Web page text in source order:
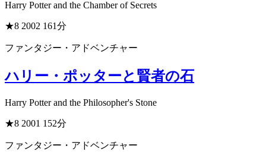
Harry Potter and the Chamber of Secrets
★8 2002 161分
ファンタジー・アドベンチャー
ハリー・ポッターと賢者の石
Harry Potter and the Philosopher's Stone
★8 2001 152分
ファンタジー・アドベンチャー